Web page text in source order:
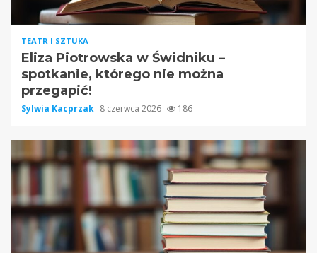
TEATR I SZTUKA
Eliza Piotrowska w Świdniku –
spotkanie, którego nie można
przegapić!
Sylwia Kacprzak 8 czerwca 2026 186